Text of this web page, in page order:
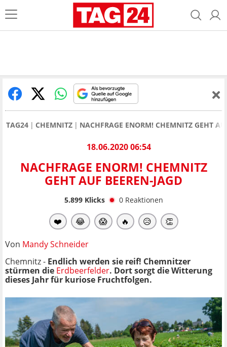
TAG24 CHEMNITZ NACHFRAGE ENORM! CHEMNITZ GEHT
18.06.2020 06:54
NACHFRAGE ENORM! CHEMNITZ
GEHT AUF BEEREN-JAGD
5.899Klicks 0 Reaktionen
❤️ 😂 😱 🔥 😥 👏
Von Mandy Schneider
Chemnitz - Endlich werden sie reif! Chemnitzer
stürmen die Erdbeerfelder. Dort sorgt die Witterung
dieses Jahr für kuriose Fruchtfolgen.